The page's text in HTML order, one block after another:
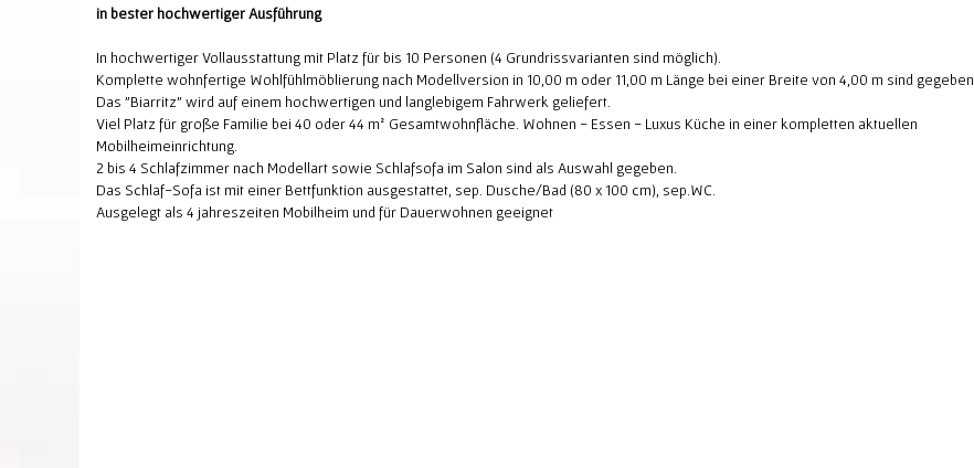
in bester hochwertiger Ausführung
In hochwertiger Vollausstattung mit Platz für bis 10 Personen (4 Grundrissvarianten sind möglich).
Komplette wohnfertige Wohlfühlmöblierung nach Modellversion in 10,00 m oder 11,00 m Länge bei einer Breite von 4,00 m sind gegeben.
Das "Biarritz" wird auf einem hochwertigen und langlebigem Fahrwerk geliefert.
Viel Platz für große Familie bei 40 oder 44 m² Gesamtwohnfläche. Wohnen - Essen - Luxus Küche in einer kompletten aktuellen
Mobilheimeinrichtung.
2 bis 4 Schlafzimmer nach Modellart sowie Schlafsofa im Salon sind als Auswahl gegeben.
Das Schlaf-Sofa ist mit einer Bettfunktion ausgestattet, sep. Dusche/Bad (80 x 100 cm), sep.WC.
Ausgelegt als 4 jahreszeiten Mobilheim und für Dauerwohnen geeignet